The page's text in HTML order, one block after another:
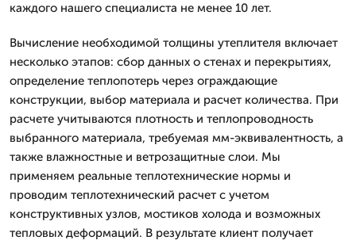
каждого нашего специалиста не менее 10 лет.
Вычисление необходимой толщины утеплителя включает
несколько этапов: сбор данных о стенах и перекрытиях,
определение теплопотерь через ограждающие
конструкции, выбор материала и расчет количества. При
расчете учитываются плотность и теплопроводность
выбранного материала, требуемая мм-эквивалентность, а
также влажностные и ветрозащитные слои. Мы
применяем реальные теплотехнические нормы и
проводим теплотехнический расчет с учетом
конструктивных узлов, мостиков холода и возможных
тепловых деформаций. В результате клиент получает